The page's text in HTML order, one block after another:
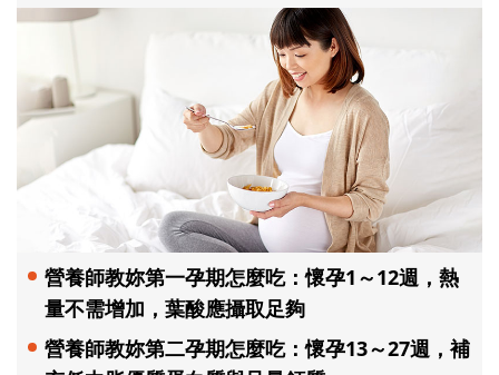
營養師教妳第一孕期怎麼吃：懷孕1～12週，熱
量不需增加，葉酸應攝取足夠
營養師教妳第二孕期怎麼吃：懷孕13～27週，補